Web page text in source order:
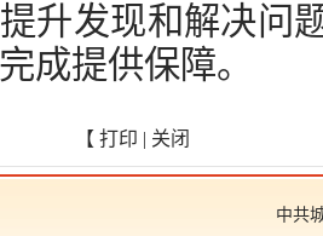
升发现和解决问
成提供保障。
【 打印 | 关闭
中共